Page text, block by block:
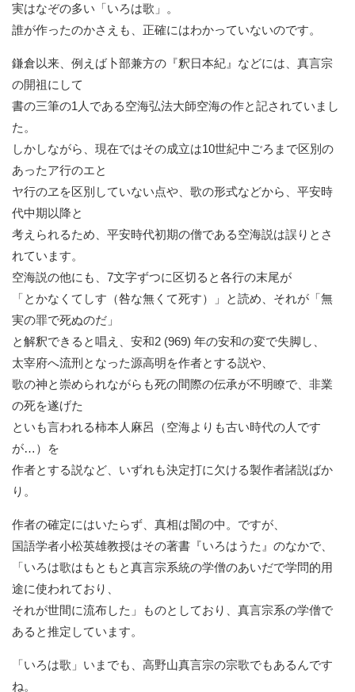
実はなぞの多い「いろは歌」。
誰が作ったのかさえも、正確にはわかっていないのです。
鎌倉以来、例えば卜部兼方の『釈日本紀』などには、 真言宗
の開祖にして
書の三筆の1人である空海弘法大師空海の作と記されていまし
た。
しかしながら、 現在ではその成立は10世紀中ごろまで区別の
あったア行のエと
ヤ行のヱを区別していない点や、歌の形式などから、 平安時
代中期以降と
考えられるため、 平安時代初期の僧である空海説は誤りとさ
れています。
空海説の他にも、7文字ずつに区切ると各行の末尾が
「とかなくてしす（咎な無くて死す）」と読め、それが「無
実の罪で死ぬのだ」
と解釈できると唱え、安和2 (969) 年の安和の変で失脚し、
太宰府へ流刑となった源高明を作者とする説や、
歌の神と崇められながらも死の間際の伝承が不明瞭で、 非業
の死を遂げた
といも言われる柿本人麻呂（空海よりも古い時代の人です
が…）を
作者とする説など、いずれも決定打に欠ける製作者諸説ばか
り。
作者の確定にはいたらず、真相は闇の中。ですが、
国語学者小松英雄教授はその著書『いろはうた』のなかで、
「いろは歌はもともと真言宗系統の学僧のあいだで学問的用
途に使われており、
それが世間に流布した」ものとしており、 真言宗系の学僧で
あると推定しています。
「いろは歌」いまでも、高野山真言宗の宗歌でもあるんです
ね。